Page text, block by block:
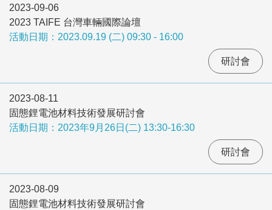
2023-09-06
2023 TAIFE 台灣車輛國際論壇
活動日期：2023.09.19 (二) 09:30 - 16:00
研討會
2023-08-11
固態鋰電池材料技術發展研討會
活動日期：2023年9月26日(二) 13:30-16:30
研討會
2023-08-09
固態鋰電池材料技術發展研討會